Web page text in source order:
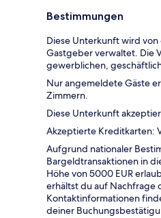
Bestimmungen
Diese Unterkunft wird
Gastgeber verwaltet. Die
gewerblichen,
Nur angemeldete Gäste
Zimmern.
Diese Unterkunft
Akzeptierte Kreditkarten:
Aufgrund nationaler
Bargeldtransaktionen in
Höhe von 5000 EUR
erhältst du auf Nachfrage
Kontaktinformationen
deiner